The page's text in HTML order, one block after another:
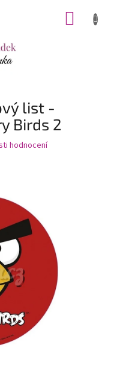
list -
Birds 2
hodnocení